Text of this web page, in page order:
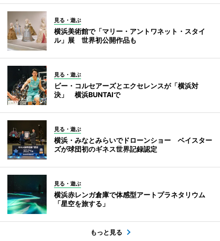
見る・遊ぶ
横浜美術館で「マリー・アントワネット・スタイ
ル」展 世界初公開作品も
見る・遊ぶ
ビー・コルセアーズとエクセレンスが「横浜対
決」 横浜BUNTAIで
見る・遊ぶ
横浜・みなとみらいでドローンショー ベイスター
ズが球団初のギネス世界記録認定
見る・遊ぶ
横浜赤レンガ倉庫で体感型アートプラネタリウム
「星空を旅する」
もっと見る